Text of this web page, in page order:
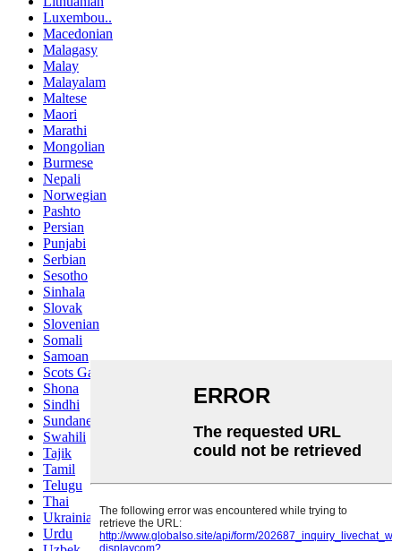
Luxembou..
Macedonian
Malagasy
Malay
Malayalam
Maltese
Maori
Marathi
Mongolian
Burmese
Nepali
Norwegian
Pashto
Persian
Punjabi
Serbian
Sesotho
Sinhala
Slovak
Slovenian
Somali
Samoan
Scots Gaelic
Shona
Sindhi
Sundanese
Swahili
Tajik
Tamil
Telugu
Thai
Ukrainian
Urdu